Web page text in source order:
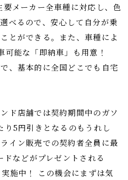
メーカー全車種に対応し、色
べるので、安心して自分が乗
とができる。また、車種によ
可能な「即納車」も用意！
、基本的に全国どこでも自宅
ド店舗では契約期間中のガソ
り5円引きとなるのもうれし
イン販売での契約者全員に最
などがプレゼントされる
実施中！ この機会にまずは気